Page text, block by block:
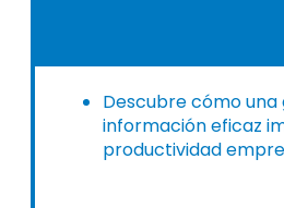
Descubre cómo una
información eficaz
productividad